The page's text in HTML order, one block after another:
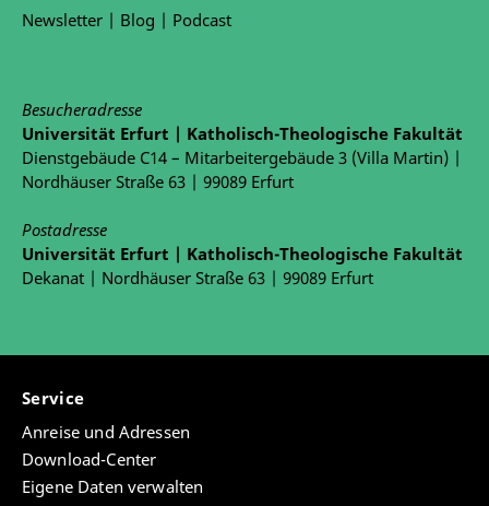
Newsletter | Blog | Podcast
Besucheradresse
Universität Erfurt | Katholisch-Theologische Fakultät
Dienstgebäude C14 – Mitarbeitergebäude 3 (Villa Martin) |
Nordhäuser Straße 63 | 99089 Erfurt
Postadresse
Universität Erfurt | Katholisch-Theologische Fakultät
Dekanat | Nordhäuser Straße 63 | 99089 Erfurt
Service
Anreise und Adressen
Download-Center
Eigene Daten verwalten